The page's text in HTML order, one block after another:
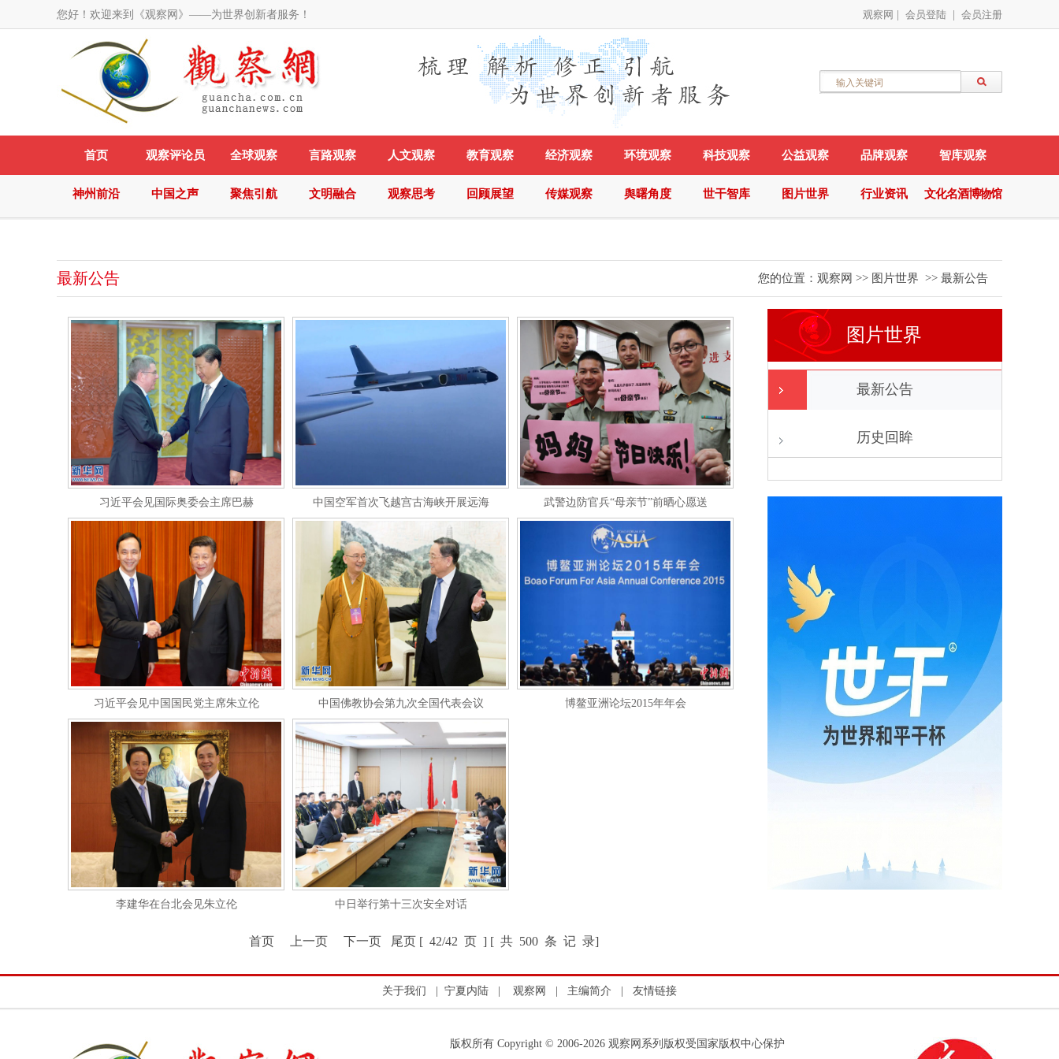
您好！欢迎来到《观察网》——为世界创新者服务！ 观察网 会员登陆 会员注册
首页 观察评论员 全球观察 言路观察 人文观察 教育观察 经济观察 环境观察 科技观察 公益观察 品牌观察 智库观察
神州前沿 中国之声 聚焦引航 文明融合 观察思考 回顾展望 传媒观察 舆曙角度 世干智库 图片世界 行业资讯 文化名酒博物馆
最新公告 您的位置： 观察网 >> 图片世界 >> 最新公告
习近平会见国际奥委会主席巴赫 中国空军首次飞越宫古海峡开展远海 武警边防官兵“母亲节”前晒心愿送
习近平会见中国国民党主席朱立伦 中国佛教协会第九次全国代表会议 博鳌亚洲论坛2015年年会
李建华在台北会见朱立伦 中日举行第十三次安全对话
首页 上一页 下一页 尾页 [ 42/42 页 ] [ 共 500 条 记 录]
图片世界
最新公告
历史回眸
关于我们 宁夏内陆 观察网 主编简介 友情链接
版权所有 Copyright © 2006-2026 观察网系列版权受国家版权中心保护